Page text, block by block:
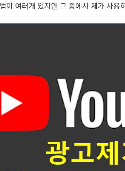
이 여러개 있지만 그 중에서 제가 사용